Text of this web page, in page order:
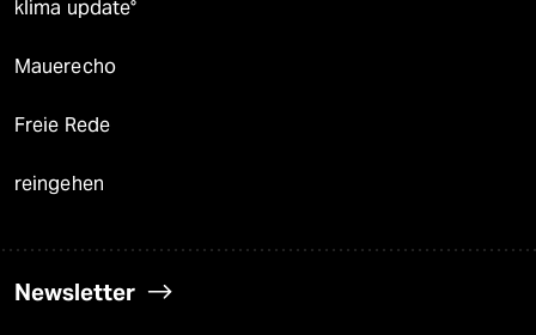
klima update°
Mauerecho
Freie Rede
reingehen
Newsletter